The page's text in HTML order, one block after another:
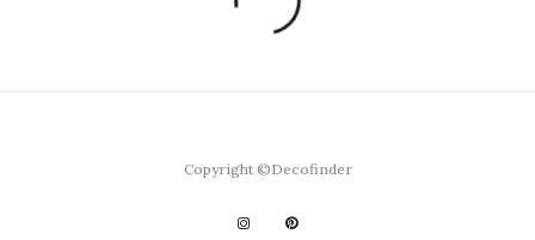
Copyright ©Decofinder